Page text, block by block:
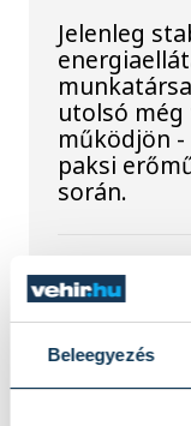
Beleegyezés
Jelenleg
utolsó
működjön
paksi
során.
Játék